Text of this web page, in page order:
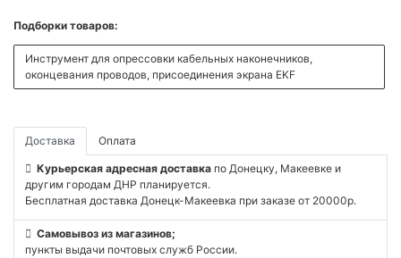
Подборки товаров:
Инструмент для опрессовки кабельных наконечников,
оконцевания проводов, присоединения экрана EKF
Доставка Оплата
Курьерская адресная доставка по Донецку, Макеевке и
другим городам ДНР планируется.
Бесплатная доставка Донецк-Макеевка при заказе от 20000р.
Самовывоз из магазинов;
пункты выдачи почтовых служб России.